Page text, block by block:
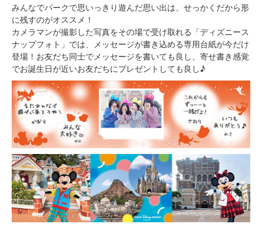
みんなでパークで思いっきり遊んだ思い出は、せっかくだから形
に残すのがオススメ！
カメラマンが撮影した写真をその場で受け取れる「ディズニース
ナップフォト」では、メッセージが書き込める専用台紙が今だけ
登場！お友だち同士でメッセージを書いても良し、寄せ書き感覚
でお誕生日が近いお友だちにプレゼントしても良し♪